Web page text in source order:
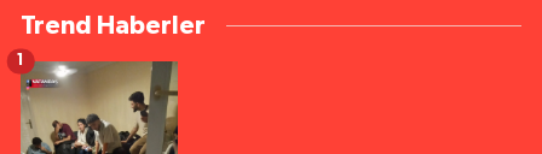
Trend Haberler